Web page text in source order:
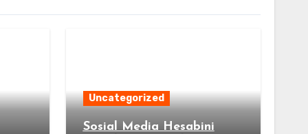
Uncategorized
Sosial Media Hesabini